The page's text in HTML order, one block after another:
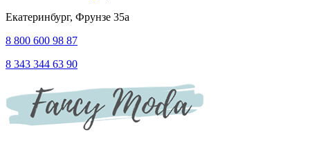
Екатеринбург, Фрунзе 35а
8 800 600 98 87
8 343 344 63 90